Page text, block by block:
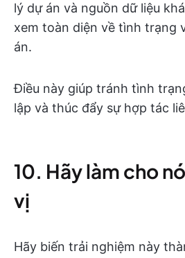
lý dự án và nguồn dữ liệu
xem toàn diện về tình trạng
án.
Điều này giúp tránh tình
lập và thúc đẩy sự hợp tác
10. Hãy làm cho
vị
Hãy biến trải nghiệm này